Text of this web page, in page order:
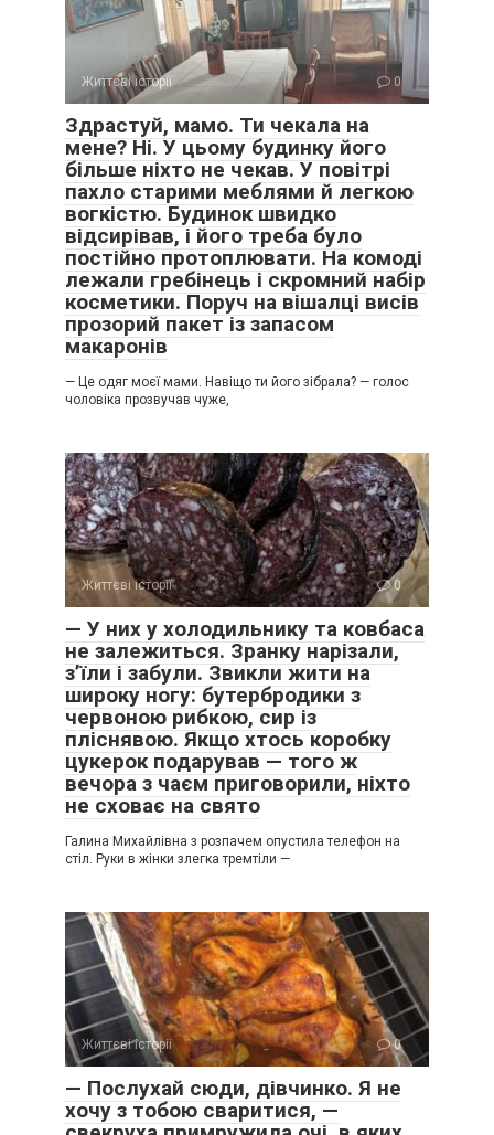
Життєві історії 0
Здрастуй, мамо. Ти чекала на
мене? Ні. У цьому будинку його
більше ніхто не чекав. У повітрі
пахло старими меблями й легкою
вогкістю. Будинок швидко
відсирівав, і його треба було
постійно протоплювати. На комоді
лежали гребінець і скромний набір
косметики. Поруч на вішалці висів
прозорий пакет із запасом
макаронів
— Це одяг моєї мами. Навіщо ти його зібрала? — голос
чоловіка прозвучав чуже,
Життєві історії 0
— У них у холодильнику та ковбаса
не залежиться. Зранку нарізали,
з’їли і забули. Звикли жити на
широку ногу: бутербродики з
червоною рибкою, сир із
пліснявою. Якщо хтось коробку
цукерок подарував — того ж
вечора з чаєм приговорили, ніхто
не сховає на свято
Галина Михайлівна з розпачем опустила телефон на
стіл. Руки в жінки злегка тремтіли —
Життєві історії 0
— Послухай сюди, дівчинко. Я не
хочу з тобою сваритися, —